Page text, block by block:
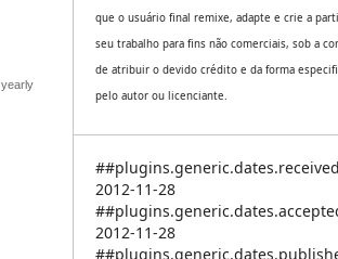
yearly
que o usuário final remixe, adapte e crie a
seu trabalho para fins não comerciais, sob a
de atribuir o devido crédito e da forma
pelo autor ou licenciante.
2012-11-28
2012-11-28